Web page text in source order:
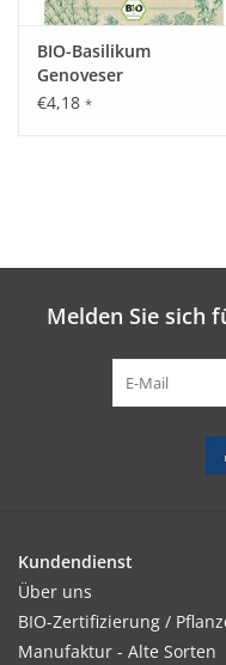
BIO-Basilikum
Genoveser
€4,18 *
Melden Sie sich
Kundendienst
Über uns
BIO-Zertifizierung /
Manufaktur - Alte Sorten